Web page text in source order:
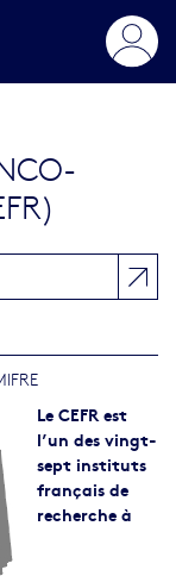
Le CEFR est
l’un des vingt-
sept instituts
français de
recherche à